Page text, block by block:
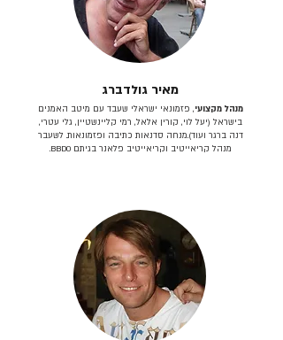
מאיר גולדברג
מנהל מקצועי, פזמונאי ישראלי שעבד עם מיטב האמנים
בישראל (יעל לוי, קורין אלאל, רמי קליינשטיין, גלי עטרי,
דנה ברגר ועוד).מנחה סדנאות כתיבה ופזמונאות. לשעבר
מנהל קריאייטיב וקריאייטיב פלאנר בגיתם BBDO.